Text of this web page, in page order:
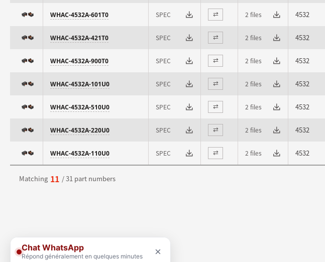
WHAC-4532A-601T0 SPEC ⇄ 2 files 4532
WHAC-4532A-421T0 SPEC ⇄ 2 files 4532
WHAC-4532A-900T0 SPEC ⇄ 2 files 4532
WHAC-4532A-101U0 SPEC ⇄ 2 files 4532
WHAC-4532A-510U0 SPEC ⇄ 2 files 4532
WHAC-4532A-220U0 SPEC ⇄ 2 files 4532
WHAC-4532A-110U0 SPEC ⇄ 2 files 4532
Matching 11 / 31 part numbers
Chat WhatsApp
Répond généralement en quelques minutes ×